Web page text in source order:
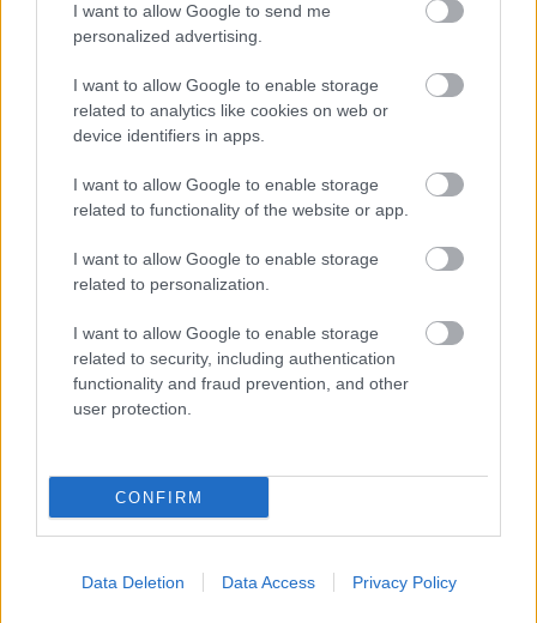
I want to allow Google to send me
personalized advertising.
I want to allow Google to enable storage
related to analytics like cookies on web or
device identifiers in apps.
I want to allow Google to enable storage
related to functionality of the website or app.
I want to allow Google to enable storage
related to personalization.
I want to allow Google to enable storage
related to security, including authentication
functionality and fraud prevention, and other
user protection.
CONFIRM
Data Deletion Data Access Privacy Policy
Deti už odrástli, tak si rodičia vytvorili dom
podľa seba. Majú perfektné bývanie pre
svoj život i pre vnúčatá